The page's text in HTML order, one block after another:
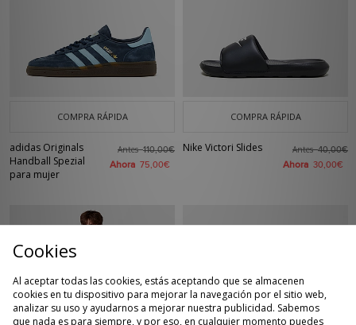
COMPRA RÁPIDA
adidas Originals
Handball Spezial
para mujer
Antes110,00€
Ahora 75,00€
COMPRA RÁPIDA
Nike Victori Slides Antes40,00€
Ahora 30,00€
Cookies
Al aceptar todas las cookies, estás aceptando que se almacenen
cookies en tu dispositivo para mejorar la navegación por el sitio web,
analizar su uso y ayudarnos a mejorar nuestra publicidad. Sabemos
que nada es para siempre, y por eso, en cualquier momento puedes